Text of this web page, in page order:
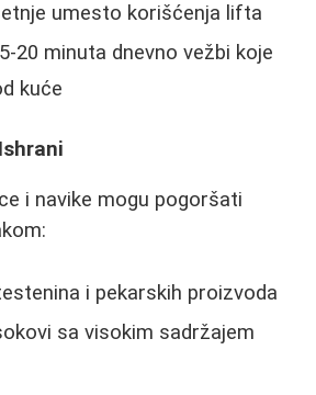
umesto korišćenja lifta
20 minuta dnevno vežbi koje
kuće
i navike mogu pogoršati
i pekarskih proizvoda
sa visokim sadržajem